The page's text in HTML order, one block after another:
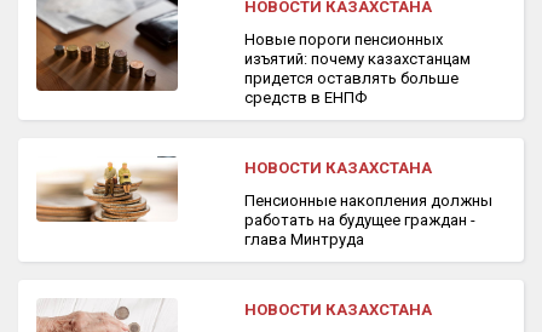
НОВОСТИ КАЗАХСТАНА
Новые пороги пенсионных
изъятий: почему казахстанцам
придется оставлять больше
средств в ЕНПФ
НОВОСТИ КАЗАХСТАНА
Пенсионные накопления должны
работать на будущее граждан -
глава Минтруда
НОВОСТИ КАЗАХСТАНА